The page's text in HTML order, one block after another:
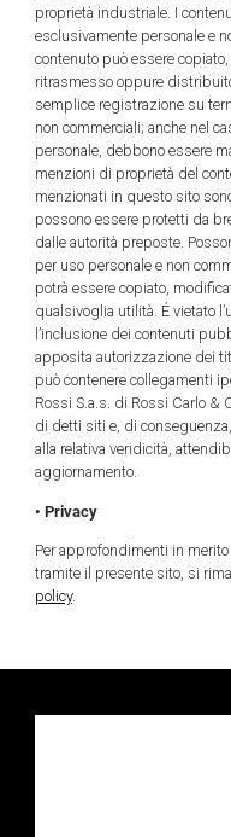
proprietà industriale. I
esclusivamente personale e
contenuto può essere
ritrasmesso oppure
semplice registrazione su
non commerciali; anche nel
personale, debbono essere
menzioni di proprietà del
menzionati in questo sito
possono essere protetti da
dalle autorità preposte.
per uso personale e non
potrà essere copiato,
qualsivoglia utilità. É vietato
l’inclusione dei contenuti
apposita autorizzazione dei
può contenere collegamenti
Rossi S.a.s. di Rossi Carlo &
di detti siti e, di
alla relativa veridicità,
aggiornamento.
• Privacy
Per approfondimenti in
tramite il presente sito, si
policy.